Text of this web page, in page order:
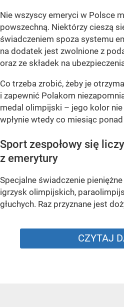
Nie wszyscy emeryci w Polsce
powszechną. Niektórzy cieszą
świadczeniem spoza systemu
na dodatek jest zwolnione z
oraz ze składek na
Co trzeba zrobić, żeby je
i zapewnić Polakom
medal olimpijski – jego kolor
wpłynie wtedy co miesiąc ponad
Sport zespołowy się
z emerytury
Specjalne świadczenie
igrzysk olimpijskich,
głuchych. Raz przyznane jest
CZYTAJ